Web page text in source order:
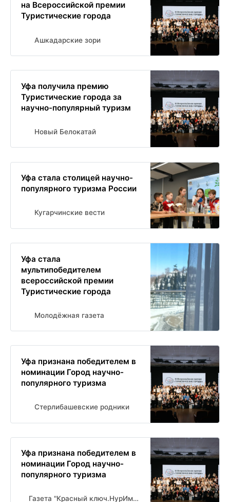
на Всероссийской премии
Туристические города
Ашкадарские зори
Уфа получила премию
Туристические города за
научно-популярный туризм
Новый Белокатай
Уфа стала столицей научно-
популярного туризма России
Кугарчинские вести
Уфа стала
мультипобедителем
всероссийской премии
Туристические города
Молодёжная газета
Уфа признана победителем в
номинации Город научно-
популярного туризма
Стерлибашевские родники
Уфа признана победителем в
номинации Город научно-
популярного туризма
Газета "Красный ключ.НурИман" Новости Нуримановского района